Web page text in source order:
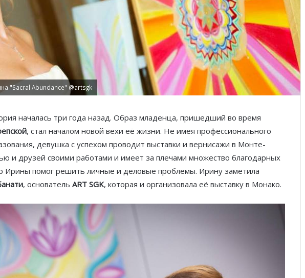
"Sacral Abundance" @artsgk
началась три года назад. Образ младенца, пришедший во время
, стал началом новой вехи её жизни. Не имея профессионального
девушка с успехом проводит выставки и вернисажи в Монте-
и друзей своими работами и имеет за плечами множество благодарных
Ирины помог решить личные и деловые проблемы. Ирину заметила
, основатель ART SGK, которая и организовала её выставку в Монако.